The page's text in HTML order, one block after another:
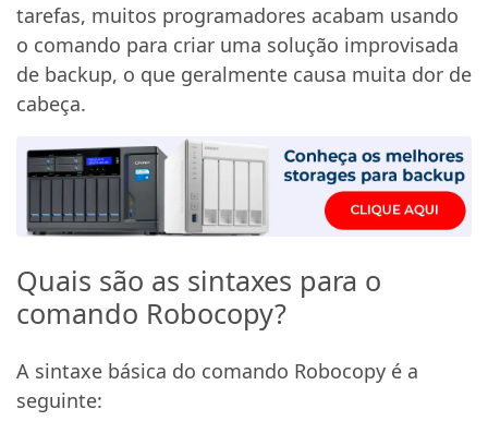
tarefas, muitos programadores acabam usando
o comando para criar uma solução improvisada
de backup, o que geralmente causa muita dor de
cabeça.
Quais são as sintaxes para o
comando Robocopy?
A sintaxe básica do comando Robocopy é a
seguinte: